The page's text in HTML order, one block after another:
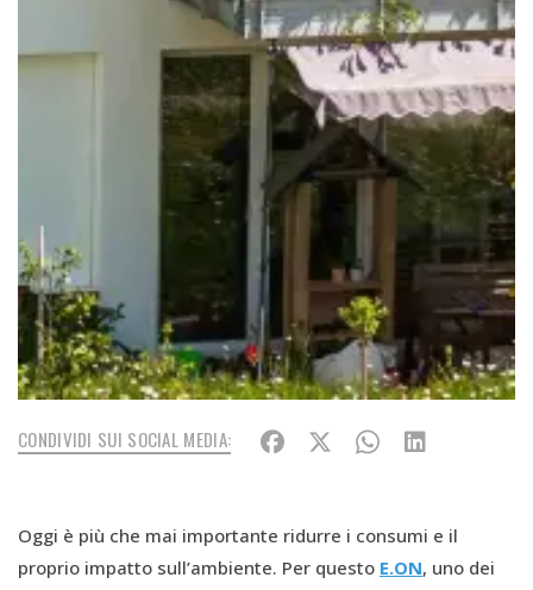
CONDIVIDI SUI SOCIAL MEDIA:
Oggi è più che mai importante ridurre i consumi e il
proprio impatto sull’ambiente. Per questo E.ON, uno dei